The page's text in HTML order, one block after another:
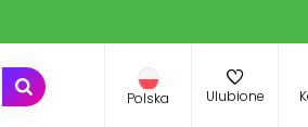
Polska Ulubione